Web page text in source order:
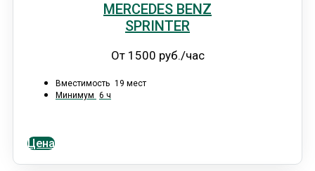
MERCEDES BENZ
SPRINTER
От 1500 руб./час
Вместимость 19 мест
Минимум 6 ч
Цена